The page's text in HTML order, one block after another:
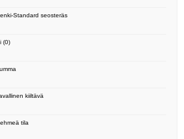
Standard seosteräs
(0)
kiiltävä
tila